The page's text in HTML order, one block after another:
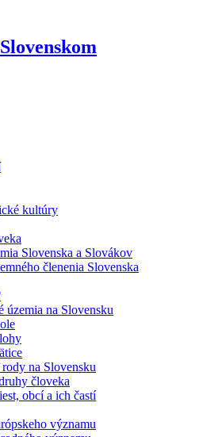
kultúry
Slovenska a Slovákov
členenia Slovenska
územia na Slovensku
na Slovensku
človeka
obcí a ich častí
významu